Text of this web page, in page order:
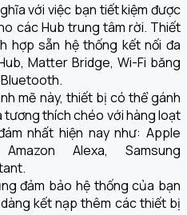
với việc bạn tiết kiệm được
các Hub trung tâm rời. Thiết
hợp sẵn hệ thống kết nối đa
Matter Bridge, Wi-Fi băng
mẽ này, thiết bị có thể gánh
thích chéo với hàng loạt
nhất hiện nay như: Apple
Alexa, Samsung
đảm bảo hệ thống của bạn
kết nạp thêm các thiết bị